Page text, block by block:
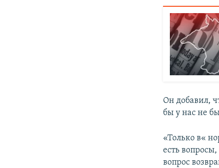
Он добавил,
бы у нас не
«Только в«
есть
вопрос